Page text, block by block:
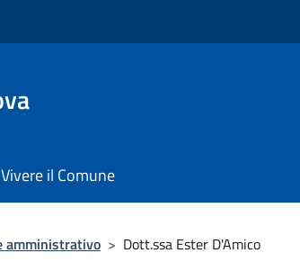
Vivere il Comune
amministrativo > Dott.ssa Ester D'Amico